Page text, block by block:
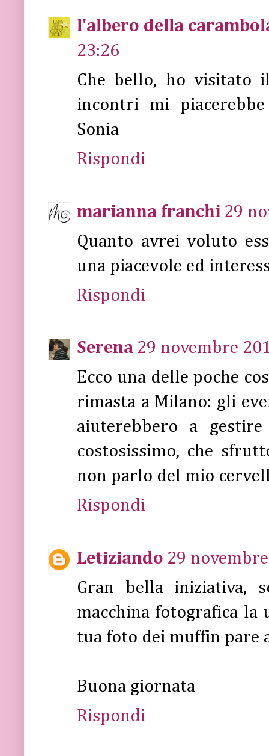
l'albero della
23:26
Che bello, ho visitato
incontri mi
Sonia
Rispondi
marianna franchi 29
Quanto avrei voluto
una piacevole ed
Rispondi
Serena 29 novembre
Ecco una delle poche
rimasta a Milano: gli
aiuterebbero a
costosissimo, che
non parlo del mio
Rispondi
Letiziando 29
Gran bella iniziativa,
macchina fotografica la
tua foto dei muffin pare
Buona giornata
Rispondi